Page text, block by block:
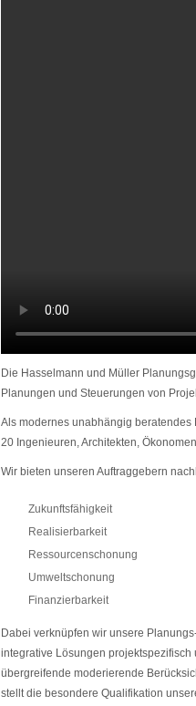
Die Hasselmann und Müller
Planungen und Steuerungen von
Als modernes unabhängig
20 Ingenieuren, Architekten,
Wir bieten unseren Auftraggebern
Zukunftsfähigkeit
Realisierbarkeit
Ressourcenschonung
Umweltschonung
Finanzierbarkeit
Dabei verknüpfen wir unsere
integrative Lösungen
übergreifende moderierende
stellt die besondere Qualifikation